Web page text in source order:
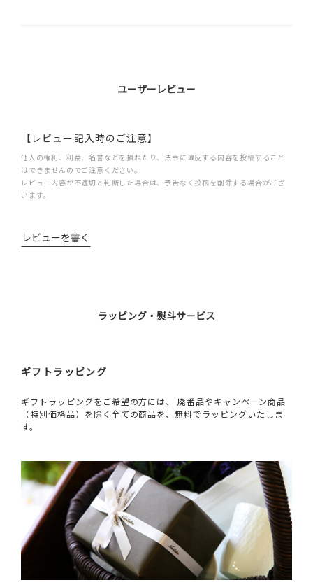
ユーザーレビュー
【レビュー記入時のご注意】
他人の権利、利益、名誉などを損ねたり、法令に違反する内容を投稿すること
はできませんのでご注意ください。
レビュー内容が不適切と判断した場合は、予告なく投稿を削除する場合がござ
います。
レビューを書く
ラッピング・熨斗サービス
ギフトラッピング
ギフトラッピングをご希望の方には、 廃番品やキャンペーン商品
（特別価格品）を除く全ての商品を、無料でラッピングいたしま
す。